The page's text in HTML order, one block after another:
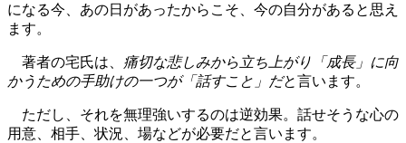
になる今、あの日があったからこそ、今の自分があると思え
ます。
著者の宅氏は、 痛切な悲しみから立ち上がり「成長」に向
かうための手助けの一つが「話すこと」だと言います。
ただし、それを無理強いするのは逆効果。話せそうな心の
用意、相手、状況、場などが必要だと言います。